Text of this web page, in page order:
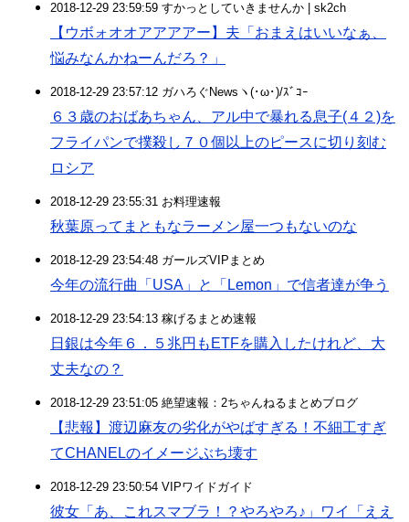
2018-12-29 23:59:59 すかっとしていきませんか | sk2ch
【ウボォオオアアアアー】夫「おまえはいいなぁ、
悩みなんかねーんだろ？」
2018-12-29 23:57:12 ガハろぐNewsヽ(･ω･)/ｽﾞｺｰ
６３歳のおばあちゃん、アル中で暴れる息子(４２)を
フライパンで撲殺し７０個以上のピースに切り刻む
ロシア
2018-12-29 23:55:31 お料理速報
秋葉原ってまともなラーメン屋一つもないのな
2018-12-29 23:54:48 ガールズVIPまとめ
今年の流行曲「USA」と「Lemon」で信者達が争う
2018-12-29 23:54:13 稼げるまとめ速報
日銀は今年６．５兆円もETFを購入したけれど、大
丈夫なの？
2018-12-29 23:51:05 絶望速報：2ちゃんねるまとめブログ
【悲報】渡辺麻友の劣化がやばすぎる！不細工すぎ
てCHANELのイメージぶち壊す
2018-12-29 23:50:54 VIPワイドガイド
彼女「あ、これスマブラ！？やろやろ♪」ワイ「ええ